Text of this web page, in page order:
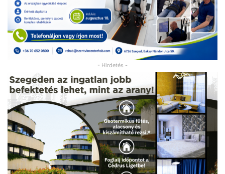
- Hirdetés -